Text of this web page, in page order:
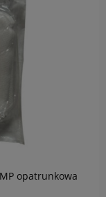
opatrunkowa